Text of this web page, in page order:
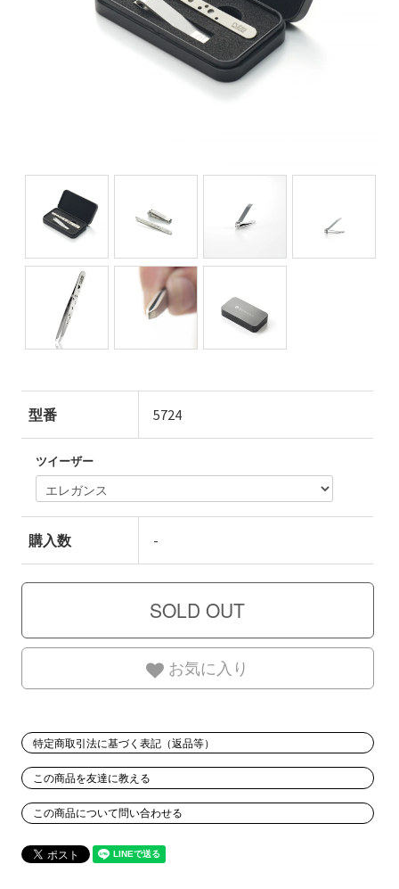
型番 5724
ツイーザー
購入数 -
お気に入り
特定商取引法に基づく表記（返品等）
この商品を友達に教える
この商品について問い合わせる